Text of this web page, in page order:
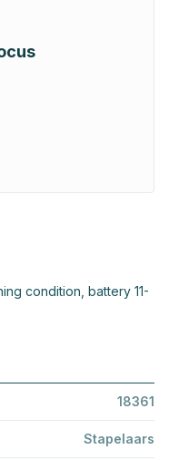
condition, battery 11-
18361
Stapelaars